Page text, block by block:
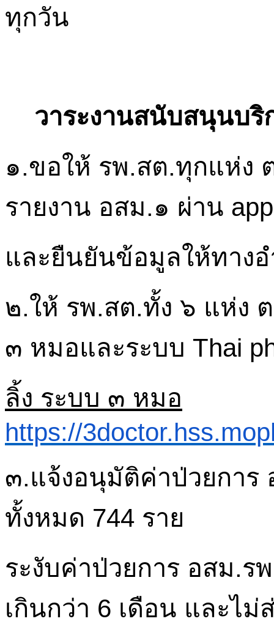
ทุกวัน
วาระงานสนับสนุนบริ
๑.ขอให้ รพ.สต.ทุกแห่ง
รายงาน อสม.๑ ผ่าน
และยืนยันข้อมูลให้ทาง
๒.ให้ รพ.สต.ทั้ง ๖ แห่ง
๓ หมอและระบบ Thai
ลิ้ง ระบบ ๓ หมอ
https://
๓.แจ้งอนุมัติค่าป่วยการ
ทั้งหมด 744 ราย
ระงับค่าป่วยการ อสม.ร
เกินกว่า 6 เดือน และไม่